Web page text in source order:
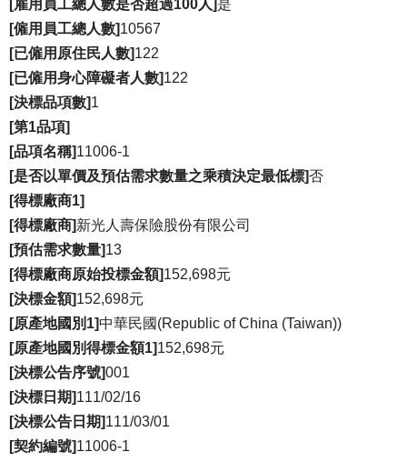
[雇用員工總人數是否超過100人]是
[僱用員工總人數]10567
[已僱用原住民人數]122
[已僱用身心障礙者人數]122
[決標品項數]1
[第1品項]
[品項名稱]11006-1
[是否以單價及預估需求數量之乘積決定最低標]否
[得標廠商1]
[得標廠商]新光人壽保險股份有限公司
[預估需求數量]13
[得標廠商原始投標金額]152,698元
[決標金額]152,698元
[原產地國別1]中華民國(Republic of China (Taiwan))
[原產地國別得標金額1]152,698元
[決標公告序號]001
[決標日期]111/02/16
[決標公告日期]111/03/01
[契約編號]11006-1